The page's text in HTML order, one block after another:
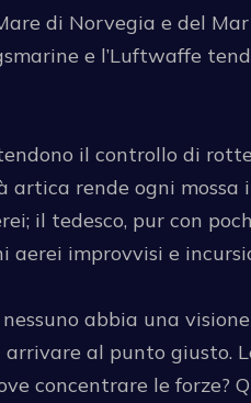
di Norvegia e del
e l’Luftwaffe
il controllo di
rende ogni mossa
il tedesco, pur con
improvvisi e
abbia una
al punto giusto.
concentrare le forze?